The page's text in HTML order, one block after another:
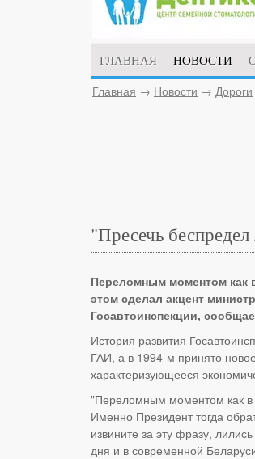
ГЛАВНАЯ НОВОСТИ
Главная → Новости → Дороги
"Пресечь
Переломным моментом как
этом сделал акцент
Госавтоинспекции,
История развития
ГАИ, а в 1994-м принято
характеризующееся
"Переломным моментом как в
Именно Президент тогда
извините за эту фразу,
дня и в современной